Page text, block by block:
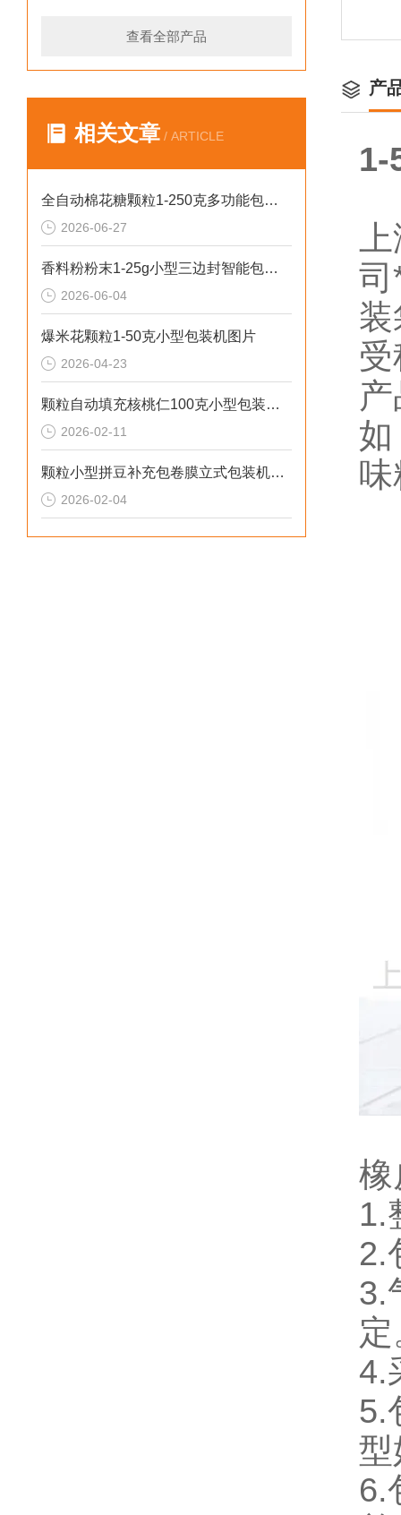
查看全部产品
相关文章 / ARTICLE
全自动棉花糖颗粒1-250克多功能包装机新型号
2026-06-27
香料粉粉末1-25g小型三边封智能包装机操作简单
2026-06-04
爆米花颗粒1-50克小型包装机图片
2026-04-23
颗粒自动填充核桃仁100克小型包装机厂家
2026-02-11
颗粒小型拼豆补充包卷膜立式包装机厂家
2026-02-04
产
1-
司
橡
1.
2.
3.
4.
5.
型
6.